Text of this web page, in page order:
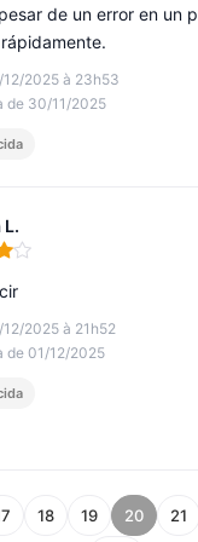
2025 à 23h53
de 30/11/2025
de un error en un
L.
5
2025 à 21h52
de 01/12/2025
18 19 20 21